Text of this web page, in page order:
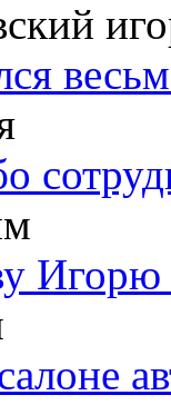
Игорю